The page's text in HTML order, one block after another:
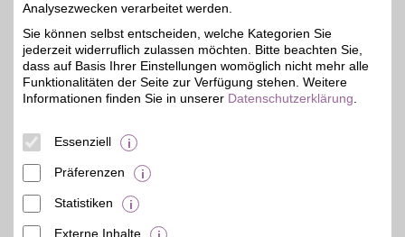
bis zu 15€
OTTO
Ob bewährte Klassiker
oder brandneue Trends:
Als Deutschlands größter
Onlinehändler für Fashion
und Lifestyle bietet OTTO
Analysezwecken verarbeitet werden.
Sie können selbst entscheiden, welche Kategorien Sie
jederzeit widerruflich zulassen möchten. Bitte beachten Sie,
dass auf Basis Ihrer Einstellungen womöglich nicht mehr alle
Funktionalitäten der Seite zur Verfügung stehen. Weitere
Informationen finden Sie in unserer Datenschutzerklärung
Essenziell
Präferenzen
Statistiken
Externe Inhalte